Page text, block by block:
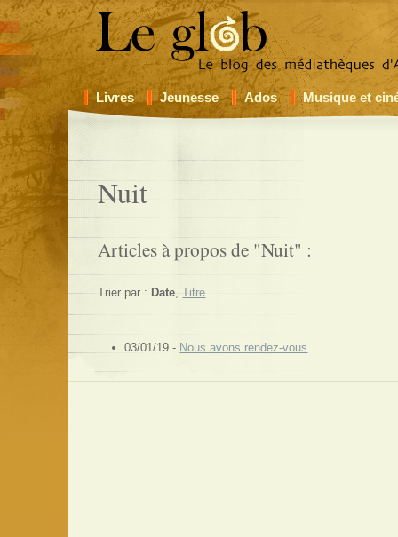
Livres Jeunesse Ados Musique et
Nuit
Articles à propos de "Nuit" :
Trier par : Date,Titre
03/01/19 - Nous avons rendez-vous